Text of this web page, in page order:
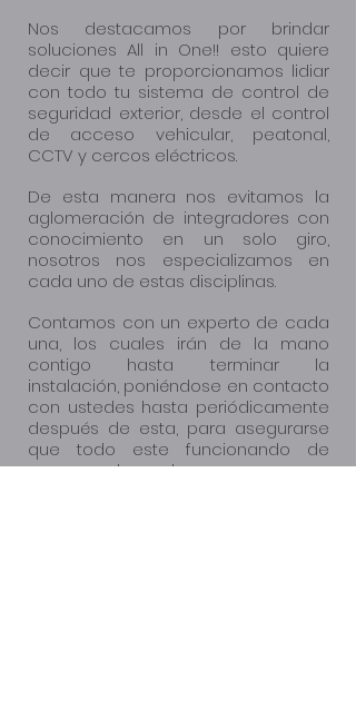
Nos destacamos por brindar
soluciones All in One!! esto quiere
decir que te proporcionamos lidiar
con todo tu sistema de control de
seguridad exterior, desde el control
de acceso vehicular, peatonal,
CCTV y cercos eléctricos.
De esta manera nos evitamos la
aglomeración de integradores con
conocimiento en un solo giro,
nosotros nos especializamos en
cada uno de estas disciplinas.
Contamos con un experto de cada
una, los cuales irán de la mano
contigo hasta terminar la
instalación, poniéndose en contacto
con ustedes hasta periódicamente
después de esta, para asegurarse
que todo este funcionando de
manera adecuada.